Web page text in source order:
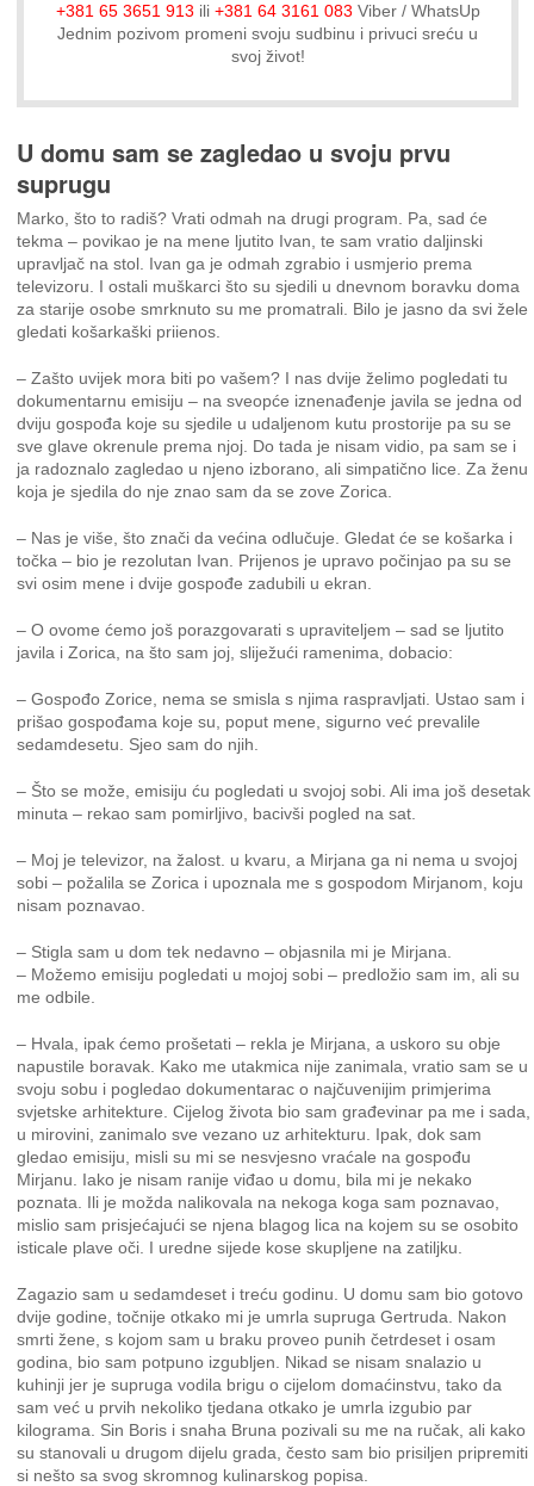
+381 65 3651 913 ili +381 64 3161 083 Viber / WhatsUp
Jednim pozivom promeni svoju sudbinu i privuci sreću u
svoj život!
U domu sam se zagledao u svoju prvu
suprugu
Marko, što to radiš? Vrati odmah na drugi program. Pa, sad će
tekma – povikao je na mene ljutito Ivan, te sam vratio daljinski
upravljač na stol. Ivan ga je odmah zgrabio i usmjerio prema
televizoru. I ostali muškarci što su sjedili u dnevnom boravku doma
za starije osobe smrknuto su me promatrali. Bilo je jasno da svi žele
gledati košarkaški priienos.
– Zašto uvijek mora biti po vašem? I nas dvije želimo pogledati tu
dokumentarnu emisiju – na sveopće iznenađenje javila se jedna od
dviju gospođa koje su sjedile u udaljenom kutu prostorije pa su se
sve glave okrenule prema njoj. Do tada je nisam vidio, pa sam se i
ja radoznalo zagledao u njeno izborano, ali simpatično lice. Za ženu
koja je sjedila do nje znao sam da se zove Zorica.
– Nas je više, što znači da većina odlučuje. Gledat će se košarka i
točka – bio je rezolutan Ivan. Prijenos je upravo počinjao pa su se
svi osim mene i dvije gospođe zadubili u ekran.
– O ovome ćemo još porazgovarati s upraviteljem – sad se ljutito
javila i Zorica, na što sam joj, sliježući ramenima, dobacio:
– Gospođo Zorice, nema se smisla s njima raspravljati. Ustao sam i
prišao gospođama koje su, poput mene, sigurno već prevalile
sedamdesetu. Sjeo sam do njih.
– Što se može, emisiju ću pogledati u svojoj sobi. Ali ima još desetak
minuta – rekao sam pomirljivo, bacivši pogled na sat.
– Moj je televizor, na žalost. u kvaru, a Mirjana ga ni nema u svojoj
sobi – požalila se Zorica i upoznala me s gospodom Mirjanom, koju
nisam poznavao.
– Stigla sam u dom tek nedavno – objasnila mi je Mirjana.
– Možemo emisiju pogledati u mojoj sobi – predložio sam im, ali su
me odbile.
– Hvala, ipak ćemo prošetati – rekla je Mirjana, a uskoro su obje
napustile boravak. Kako me utakmica nije zanimala, vratio sam se u
svoju sobu i pogledao dokumentarac o najčuvenijim primjerima
svjetske arhitekture. Cijelog života bio sam građevinar pa me i sada,
u mirovini, zanimalo sve vezano uz arhitekturu. Ipak, dok sam
gledao emisiju, misli su mi se nesvjesno vraćale na gospođu
Mirjanu. Iako je nisam ranije viđao u domu, bila mi je nekako
poznata. Ili je možda nalikovala na nekoga koga sam poznavao,
mislio sam prisjećajući se njena blagog lica na kojem su se osobito
isticale plave oči. I uredne sijede kose skupljene na zatiljku.
Zagazio sam u sedamdeset i treću godinu. U domu sam bio gotovo
dvije godine, točnije otkako mi je umrla supruga Gertruda. Nakon
smrti žene, s kojom sam u braku proveo punih četrdeset i osam
godina, bio sam potpuno izgubljen. Nikad se nisam snalazio u
kuhinji jer je supruga vodila brigu o cijelom domaćinstvu, tako da
sam već u prvih nekoliko tjedana otkako je umrla izgubio par
kilograma. Sin Boris i snaha Bruna pozivali su me na ručak, ali kako
su stanovali u drugom dijelu grada, često sam bio prisiljen pripremiti
si nešto sa svog skromnog kulinarskog popisa.